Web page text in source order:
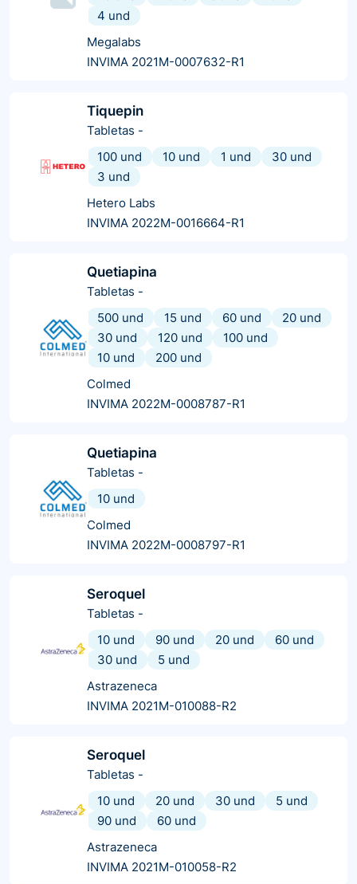
4 und
Megalabs
INVIMA 2021M-0007632-R1
Tiquepin
Tabletas -
100 und
10 und 1 und
30 und
3 und
Hetero Labs
INVIMA 2022M-0016664-R1
Quetiapina
Tabletas -
500 und
15 und 60 und
20 und
30 und
120 und
100 und
10 und
200 und
Colmed
INVIMA 2022M-0008787-R1
Quetiapina
Tabletas -
10 und
Colmed
INVIMA 2022M-0008797-R1
Seroquel
Tabletas -
10 und
90 und 20 und
60 und
30 und
5 und
Astrazeneca
INVIMA 2021M-010088-R2
Seroquel
Tabletas -
10 und
20 und 30 und
5 und
90 und
60 und
Astrazeneca
INVIMA 2021M-010058-R2